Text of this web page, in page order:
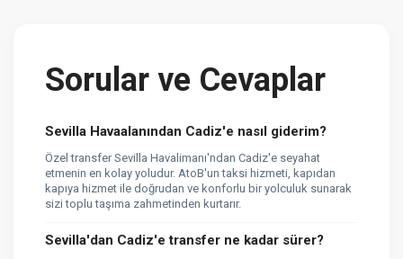
Sorular ve Cevaplar
Sevilla Havaalanından Cadiz'e nasıl giderim?
Özel transfer Sevilla Havalimanı'ndan Cadiz'e seyahat
etmenin en kolay yoludur. AtoB'un taksi hizmeti, kapıdan
kapıya hizmet ile doğrudan ve konforlu bir yolculuk sunarak
sizi toplu taşıma zahmetinden kurtarır.
Sevilla'dan Cadiz'e transfer ne kadar sürer?